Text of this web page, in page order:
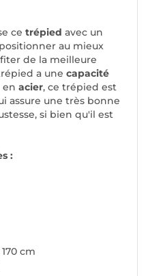
ce trépied avec un
au mieux
de la meilleure
a une capacité
en acier, ce trépied est
assure une très bonne
si bien qu'il est
:
cm